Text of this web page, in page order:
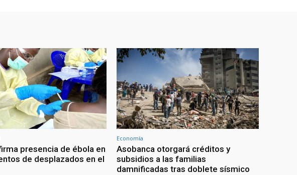
presencia de ébola en
de desplazados en el
Economía
Asobanca otorgará créditos y
subsidios a las familias
damnificadas tras doblete sísmico